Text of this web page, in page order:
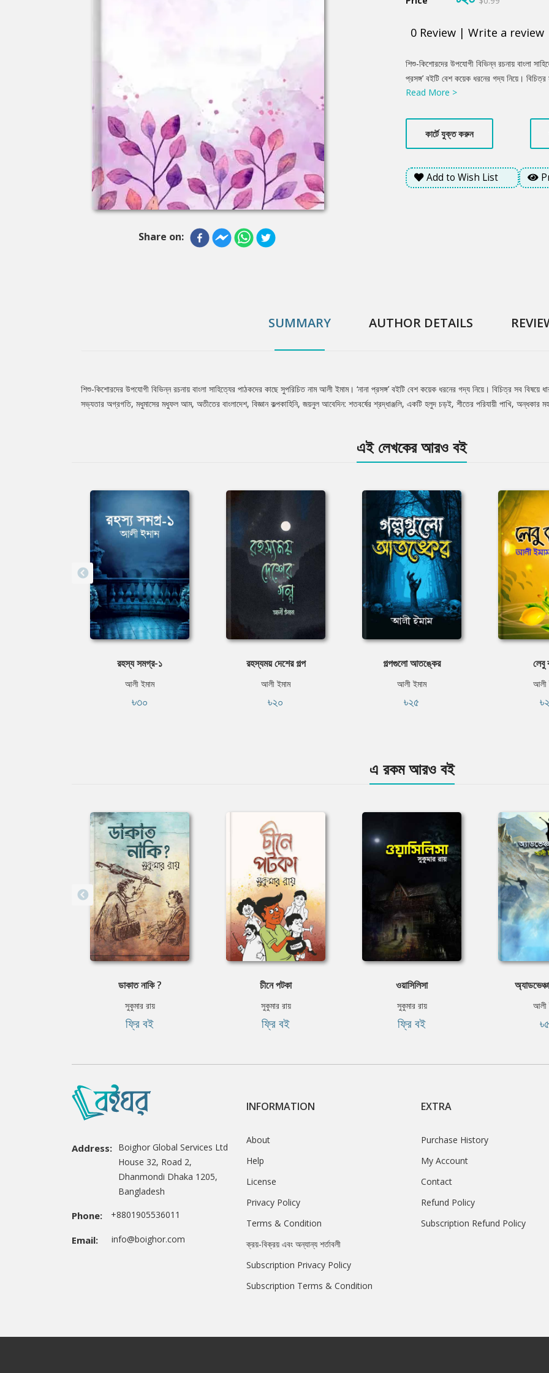
Share on:
0 Review | Write a review
Product
Summery
শিশু-কিশোরদের উপযোগী বিভিন্ন রচনায় বাংলা
প্রসঙ্গ’ বইটি বেশ কয়েক ধরনের গদ্য নিয়ে।
মধ্যে রয়েছে পরিবহন উন্নতি সভ্যতার অগ্রগতি,
মহাদেশের ছায়া থেকে প্রভৃতি।
Read More >
কার্টে যুক্ত করুন
Add to Wish List
SUMMARY AUTHOR DETAILS
Tab
শিশু-কিশোরদের উপযোগী বিভিন্ন রচনায় বাংলা সাহিত্যের পাঠকদের কাছে সুপরিচিত নাম আলী ইমাম। ‘নানা প্রসঙ্গ’ বইটি বেশ কয়েক ধরনের গদ্য নিয়ে। বিচিত্র সব
সভ্যতার অগ্রগতি, মধুমাসের মধুফল আম, অতীতের বাংলাদেশ, বিজ্ঞান কল্পকাহিনি, জয়নুল আবেদিন: শতবর্ষের শ্রদ্ধাঞ্জলি, একটি হলুদ চড়ই, শীতের পরিযায়ী পাখি, অন্ধকার
এই লেখকের আরও বই
রহস্য সমগ্র-১
আলী ইমাম
৳৩০
রহস্যময় দেশের গল্প
আলী ইমাম
৳২০
গল্পগুলো আতঙ্কের
আলী ইমাম
৳২৫
লেবু
আলী
এ রকম আরও বই
ডাকাত নাকি ?
সুকুমার রায়
ফ্রি বই
চীনে পটকা
সুকুমার রায়
ফ্রি বই
ওয়াসিলিসা
সুকুমার রায়
ফ্রি বই
আলী
Address: Boighor Global Services Ltd
House 32, Road 2,
Dhanmondi Dhaka 1205,
Bangladesh
Phone: +8801905536011
Email: info@boighor.com
INFORMATION
About
Help
License
Privacy Policy
Terms & Condition
ক্রয়-বিক্রয় এবং অন্যান্য শর্তাবলী
Subscription Privacy Policy
Subscription Terms & Condition
EXTRA
Purchase History
My Account
Contact
Refund Policy
Subscription Refund Policy